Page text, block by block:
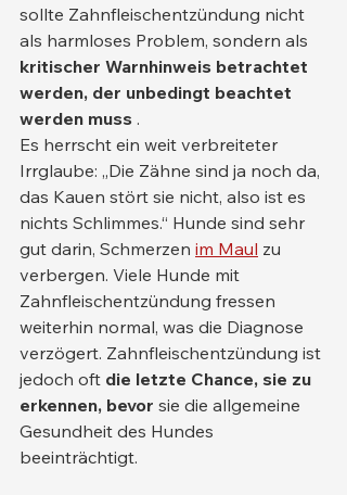
sollte Zahnfleischentzündung nicht
als harmloses Problem, sondern als
kritischer Warnhinweis betrachtet
werden, der unbedingt beachtet
werden muss .
Es herrscht ein weit verbreiteter
Irrglaube: „Die Zähne sind ja noch da,
das Kauen stört sie nicht, also ist es
nichts Schlimmes.“ Hunde sind sehr
gut darin, Schmerzen im Maul zu
verbergen. Viele Hunde mit
Zahnfleischentzündung fressen
weiterhin normal, was die Diagnose
verzögert. Zahnfleischentzündung ist
jedoch oft die letzte Chance, sie zu
erkennen, bevor sie die allgemeine
Gesundheit des Hundes
beeinträchtigt.